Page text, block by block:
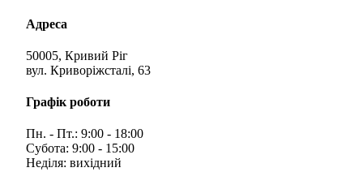
Адреса
50005, Кривий Ріг
вул. Криворіжсталі, 63
Графік роботи
Пн. - Пт.: 9:00 - 18:00
Субота: 9:00 - 15:00
Неділя: вихідний